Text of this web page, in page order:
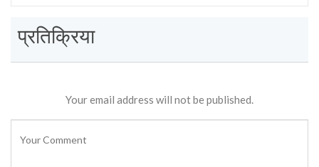
प्रतिक्रिया
Your email address will not be published.